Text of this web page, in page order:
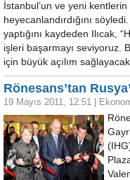
İstanbul’un ve yeni
heyecanlandırdığını
yaptığını kaydeden Ilıcak,
işleri başarmayı seviyoruz.
için büyük açılım
Rönesans’tan
19 Mayıs 2011, 12:51